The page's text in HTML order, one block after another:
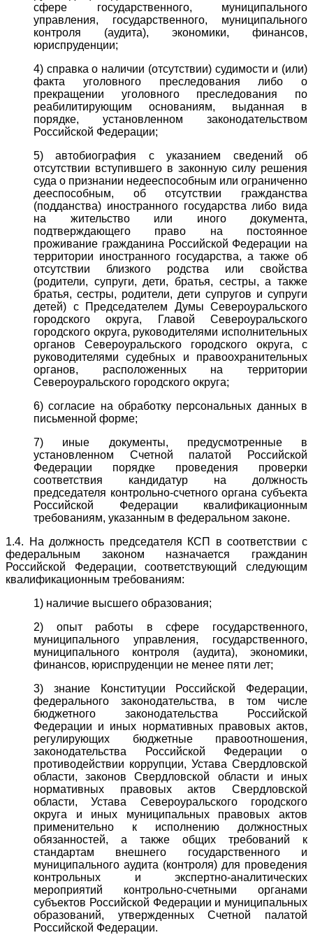
сфере государственного, муниципального
управления, государственного, муниципального
контроля (аудита), экономики, финансов,
юриспруденции;
4) справка о наличии (отсутствии) судимости и (или)
факта уголовного преследования либо о
прекращении уголовного преследования по
реабилитирующим основаниям, выданная в
порядке, установленном законодательством
Российской Федерации;
5) автобиография с указанием сведений об
отсутствии вступившего в законную силу решения
суда о признании недееспособным или ограниченно
дееспособным, об отсутствии гражданства
(подданства) иностранного государства либо вида
на жительство или иного документа,
подтверждающего право на постоянное
проживание гражданина Российской Федерации на
территории иностранного государства, а также об
отсутствии близкого родства или свойства
(родители, супруги, дети, братья, сестры, а также
братья, сестры, родители, дети супругов и супруги
детей) с Председателем Думы Североуральского
городского округа, Главой Североуральского
городского округа, руководителями исполнительных
органов Североуральского городского округа, с
руководителями судебных и правоохранительных
органов, расположенных на территории
Североуральского городского округа;
6) согласие на обработку персональных данных в
письменной форме;
7) иные документы, предусмотренные в
установленном Счетной палатой Российской
Федерации порядке проведения проверки
соответствия кандидатур на должность
председателя контрольно-счетного органа субъекта
Российской Федерации квалификационным
требованиям, указанным в федеральном законе.
1.4. На должность председателя КСП в соответствии с
федеральным законом назначается гражданин
Российской Федерации, соответствующий следующим
квалификационным требованиям:
1) наличие высшего образования;
2) опыт работы в сфере государственного,
муниципального управления, государственного,
муниципального контроля (аудита), экономики,
финансов, юриспруденции не менее пяти лет;
3) знание Конституции Российской Федерации,
федерального законодательства, в том числе
бюджетного законодательства Российской
Федерации и иных нормативных правовых актов,
регулирующих бюджетные правоотношения,
законодательства Российской Федерации о
противодействии коррупции, Устава Свердловской
области, законов Свердловской области и иных
нормативных правовых актов Свердловской
области, Устава Североуральского городского
округа и иных муниципальных правовых актов
применительно к исполнению должностных
обязанностей, а также общих требований к
стандартам внешнего государственного и
муниципального аудита (контроля) для проведения
контрольных и экспертно-аналитических
мероприятий контрольно-счетными органами
субъектов Российской Федерации и муниципальных
образований, утвержденных Счетной палатой
Российской Федерации.